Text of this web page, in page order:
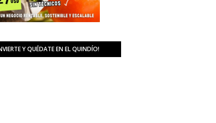
Y QUÉDATE EN EL QUINDÍO!